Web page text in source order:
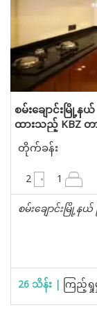
စမ်းချောင်းမြို့
ထားသည့် KBZ တာ
တိုက်ခန်း
2 1
စမ်းချောင်းမြို့န
26 သိန်း | ကြည့်ရှု